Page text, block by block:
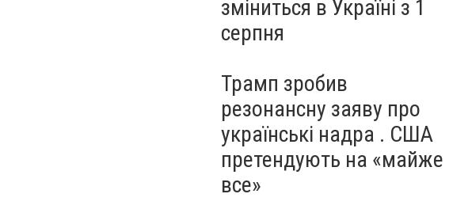
зміниться в Україні з 1
серпня
Трамп зробив
резонансну заяву про
українські надра . США
претендують на «майже
все»